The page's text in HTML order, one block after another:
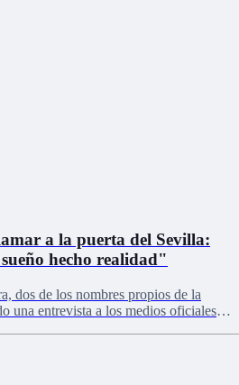
a la puerta del Sevilla:
hecho realidad"
dos de los nombres propios de la
una entrevista a los medios oficiales